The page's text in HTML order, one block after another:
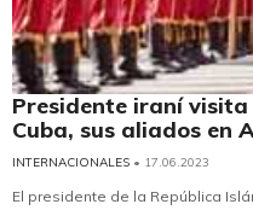
Presidente iraní
Cuba, sus aliados en
INTERNACIONALES • 17.06.2023
El presidente de la República